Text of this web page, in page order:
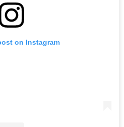
on Instagram